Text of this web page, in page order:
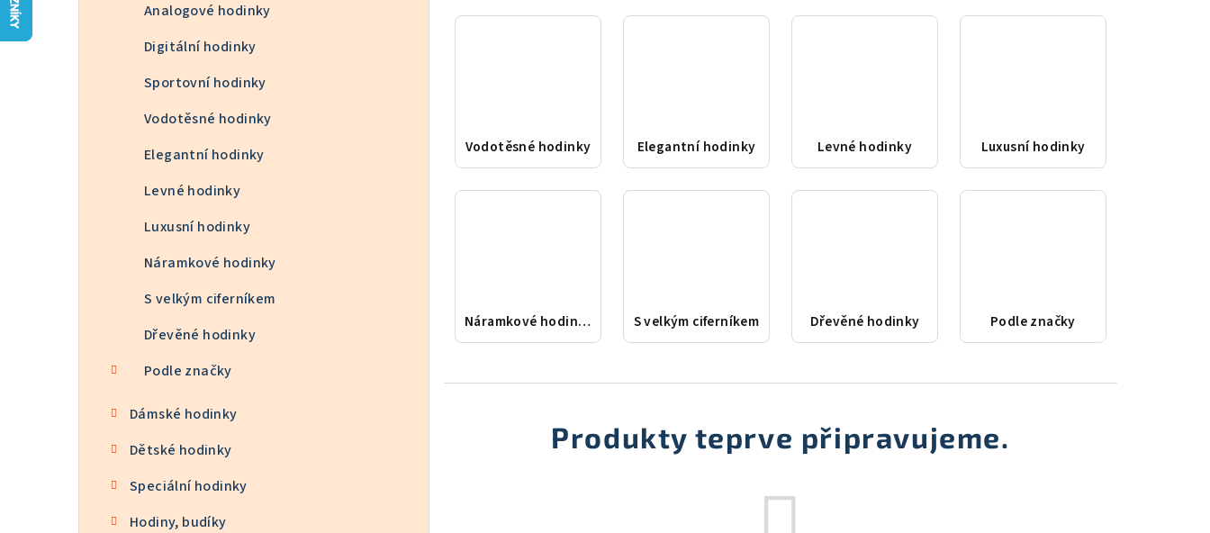
Analogové hodinky
Digitální hodinky
Sportovní hodinky
Vodotěsné hodinky
Elegantní hodinky
Levné hodinky
Luxusní hodinky
Náramkové hodinky
S velkým ciferníkem
Dřevěné hodinky
Podle značky
Dámské hodinky
Dětské hodinky
Speciální hodinky
Hodiny, budíky
Vodotěsné hodinky Elegantní hodinky Levné hodinky Luxusní hodinky
Náramkové hodinky S velkým ciferníkem Dřevěné hodinky Podle značky
Produkty teprve připravujeme.